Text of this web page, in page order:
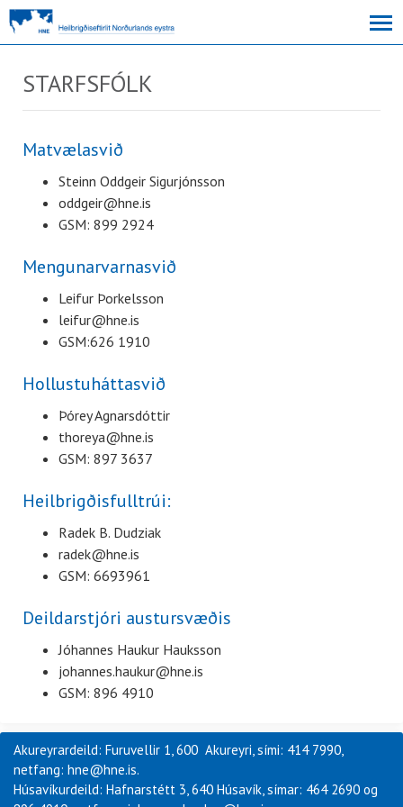
STARFSFÓLK
Matvælasvið
Steinn Oddgeir Sigurjónsson
oddgeir@hne.is
GSM: 899 2924
Mengunarvarnasvið
Leifur Þorkelsson
leifur@hne.is
GSM:626 1910
Hollustuháttasvið
Þórey Agnarsdóttir
thoreya@hne.is
GSM: 897 3637
Heilbrigðisfulltrúi:
Radek B. Dudziak
radek@hne.is
GSM: 6693961
Deildarstjóri austursvæðis
Jóhannes Haukur Hauksson
johannes.haukur@hne.is
GSM: 896 4910
Akureyrardeild: Furuvellir 1, 600 Akureyri, sími: 414 7990,
netfang: hne@hne.is.
Húsavíkurdeild: Hafnarstétt 3, 640 Húsavík, símar: 464 2690 og